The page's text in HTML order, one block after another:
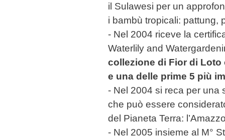
il Sulawesi per un
i bambù tropicali: pattung,
- Nel 2004 riceve la
Waterlily and
collezione di Fior di
e una delle prime 5 più
- Nel 2004 si reca per una
che può essere
del Pianeta Terra:
- Nel 2005 insieme al M°